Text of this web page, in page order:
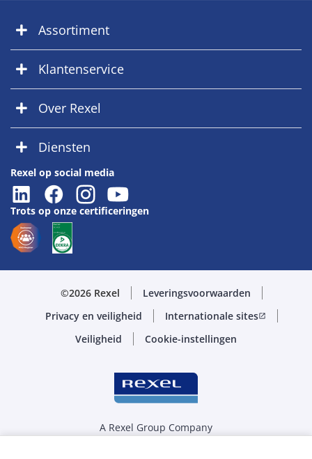
Assortiment
Klantenservice
Over Rexel
Diensten
Rexel op social media
Trots op onze certificeringen
©2026 Rexel
Leveringsvoorwaarden
Privacy en veiligheid
Internationale sitesopen_in_new
Veiligheid Cookie-instellingen
A Rexel Group Company